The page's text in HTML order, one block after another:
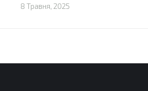
8 Травня, 2025